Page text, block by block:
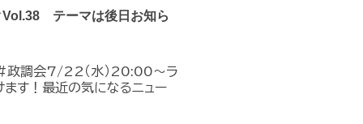
Vol.38 テーマは後日お知ら
政調会7/22（水）20:00～ラ
す！最近の気になるニュー